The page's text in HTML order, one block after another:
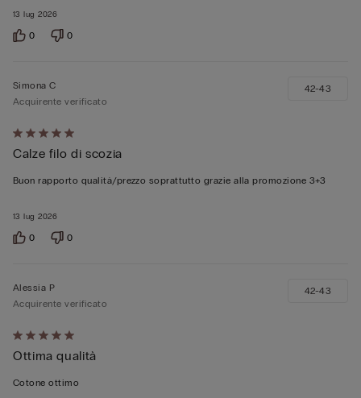
13 lug 2026
0 0
Valutato
5
su
13 lug 2026
Simona C
Acquirente verificato
Calze filo di scozia
Buon rapporto qualità/prezzo soprattutto grazie alla promozione 3+3
42-43
0 0
Valutato
5
su
Alessia P
Acquirente verificato
Ottima qualità
Cotone ottimo
42-43